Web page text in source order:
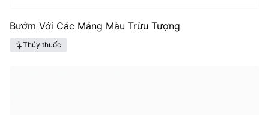
Bướm Với Các Mảng Màu Trừu Tượng
Thủy thuốc